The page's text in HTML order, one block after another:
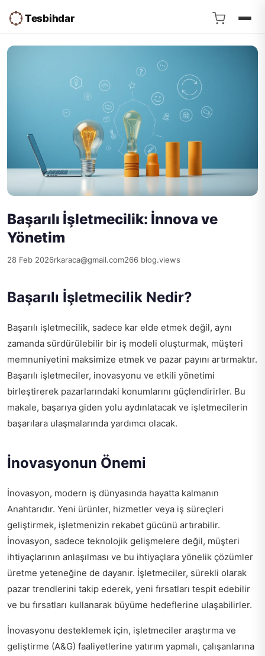
Tesbihdar
Başarılı İşletmecilik: İnnova ve
Yönetim
28 Feb 2026rkaraca@gmail.com266 blog.views
Başarılı İşletmecilik Nedir?
Başarılı işletmecilik, sadece kar elde etmek değil, aynı
zamanda sürdürülebilir bir iş modeli oluşturmak, müşteri
memnuniyetini maksimize etmek ve pazar payını artırmaktır.
Başarılı işletmeciler, inovasyonu ve etkili yönetimi
birleştirerek pazarlarındaki konumlarını güçlendirirler. Bu
makale, başarıya giden yolu aydınlatacak ve işletmecilerin
başarılara ulaşmalarında yardımcı olacak.
İnovasyonun Önemi
İnovasyon, modern iş dünyasında hayatta kalmanın
Anahtarıdır. Yeni ürünler, hizmetler veya iş süreçleri
geliştirmek, işletmenizin rekabet gücünü artırabilir.
İnovasyon, sadece teknolojik gelişmelere değil, müşteri
ihtiyaçlarının anlaşılması ve bu ihtiyaçlara yönelik çözümler
üretme yeteneğine de dayanır. İşletmeciler, sürekli olarak
pazar trendlerini takip ederek, yeni fırsatları tespit edebilir
ve bu fırsatları kullanarak büyüme hedeflerine ulaşabilirler.
İnovasyonu desteklemek için, işletmeciler araştırma ve
geliştirme (A&G) faaliyetlerine yatırım yapmalı, çalışanlarına